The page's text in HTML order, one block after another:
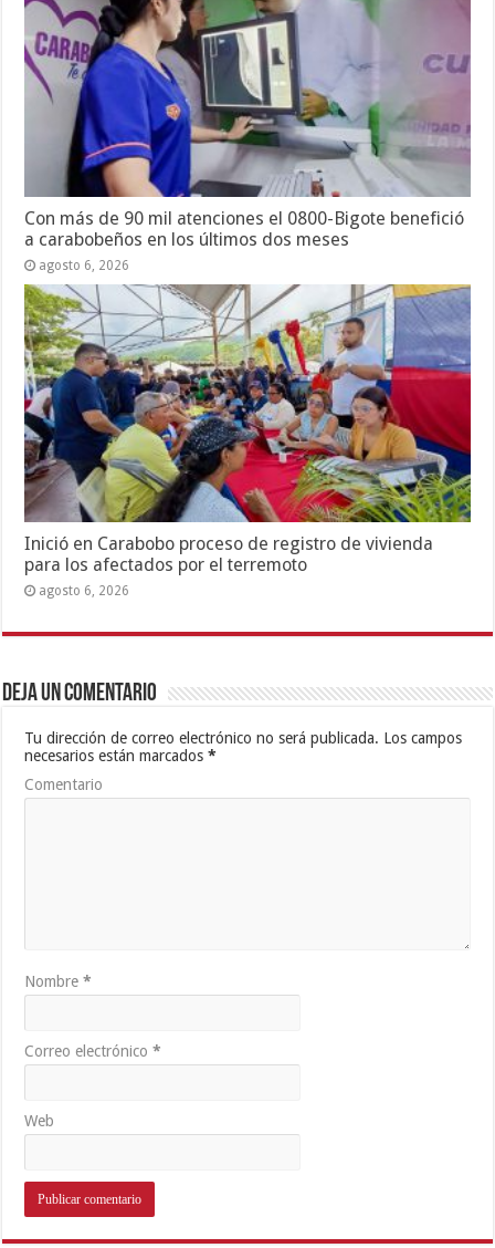
Con más de 90 mil atenciones el 0800-Bigote benefició
a carabobeños en los últimos dos meses
agosto 6, 2026
Inició en Carabobo proceso de registro de vivienda
para los afectados por el terremoto
agosto 6, 2026
Deja un comentario
Tu dirección de correo electrónico no será publicada. Los campos
necesarios están marcados*
Comentario
Nombre*
Correo electrónico*
Web